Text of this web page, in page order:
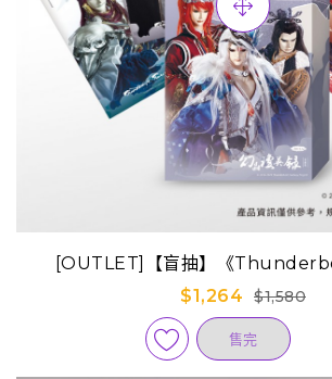
[OUTLET]【盲抽】《
Project》幻晶瓊英錄透卡(隨機盒
$1,264 $1,580
售完